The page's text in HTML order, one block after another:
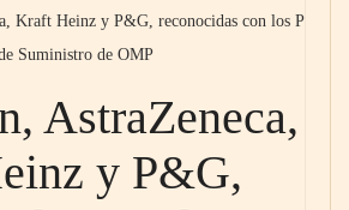
Kraft Heinz y P&G, reconocidas con los P
Suministro de OMP
AstraZeneca,
y P&G,